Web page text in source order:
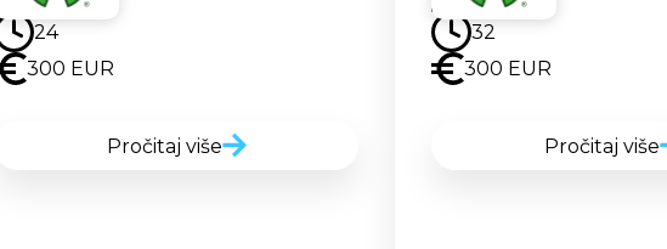
24
300 EUR
Pročitaj više
32
300 EUR
Pročitaj više